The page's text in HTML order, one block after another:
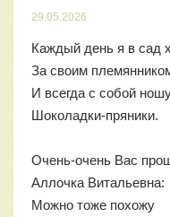
29.05.2026
Каждый день я в сад
За своим
И всегда с собой
Шоколадки-пряники.
Очень-очень Вас
Аллочка Витальевна:
Можно тоже похожу